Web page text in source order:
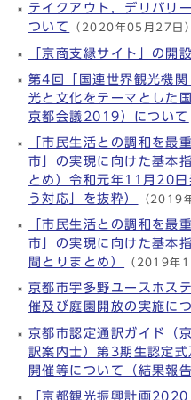
テイクアウト，デリバリ
ついて
（2020年05月27日）
「京商支縁サイト」の開
第4回「国連世界観光機
光と文化をテーマとした
京都会議2019）について
「市民生活との調和を最
市」の実現に向けた基本
とめ）令和元年11月20日
う対応」を抜粋）
（2019
「市民生活との調和を最
市」の実現に向けた基本
間とりまとめ）
（2019年
京都市宇多野ユースホス
催及び庭園開放の実施に
京都市認定通訳ガイド（
訳案内士）第3期生認定
開催等について（結果報告
「京都観光振興計画